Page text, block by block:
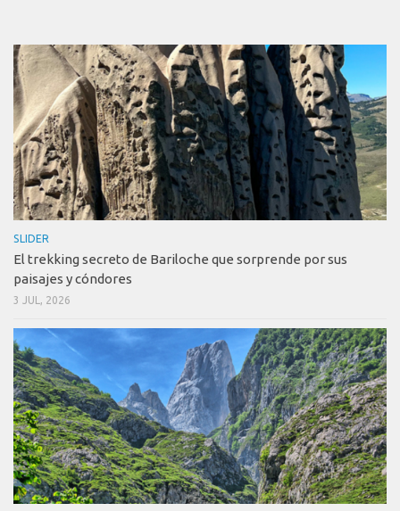
SLIDER
El trekking secreto de Bariloche que sorprende por sus
paisajes y cóndores
3 JUL, 2026